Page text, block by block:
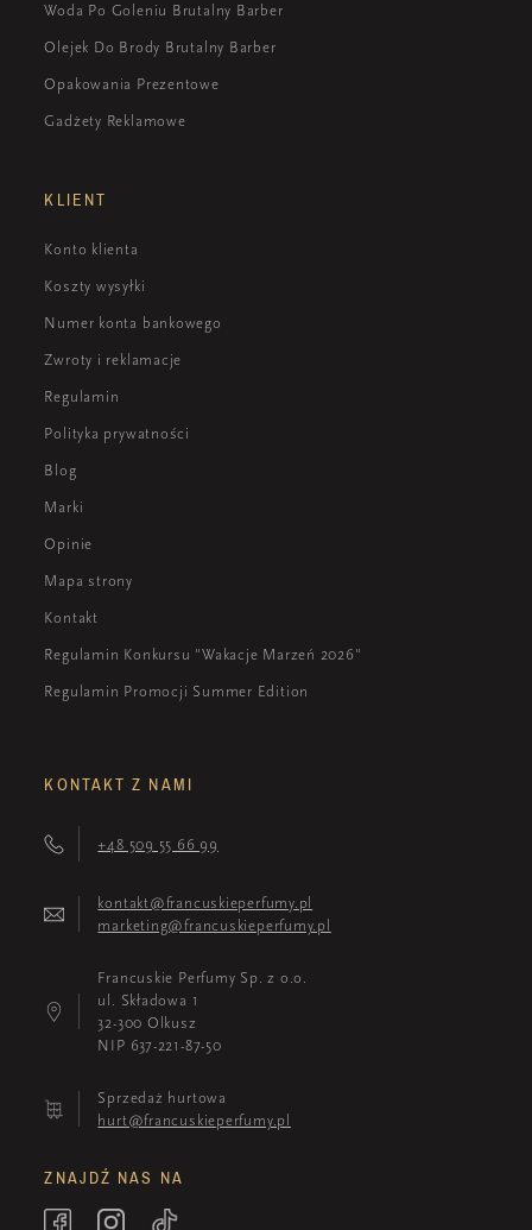
Woda Po Goleniu Brutalny Barber
Olejek Do Brody Brutalny Barber
Opakowania Prezentowe
Gadżety Reklamowe
KLIENT
Konto klienta
Koszty wysyłki
Numer konta bankowego
Zwroty i reklamacje
Regulamin
Polityka prywatności
Blog
Marki
Opinie
Mapa strony
Kontakt
Regulamin Konkursu "Wakacje Marzeń 2026"
Regulamin Promocji Summer Edition
KONTAKT Z NAMI
+48 509 55 66 99
kontakt@francuskieperfumy.pl
marketing@francuskieperfumy.pl
Francuskie Perfumy Sp. z o.o.
ul. Składowa 1
32-300 Olkusz
NIP 637-221-87-50
Sprzedaż hurtowa
hurt@francuskieperfumy.pl
ZNAJDŹ NAS NA